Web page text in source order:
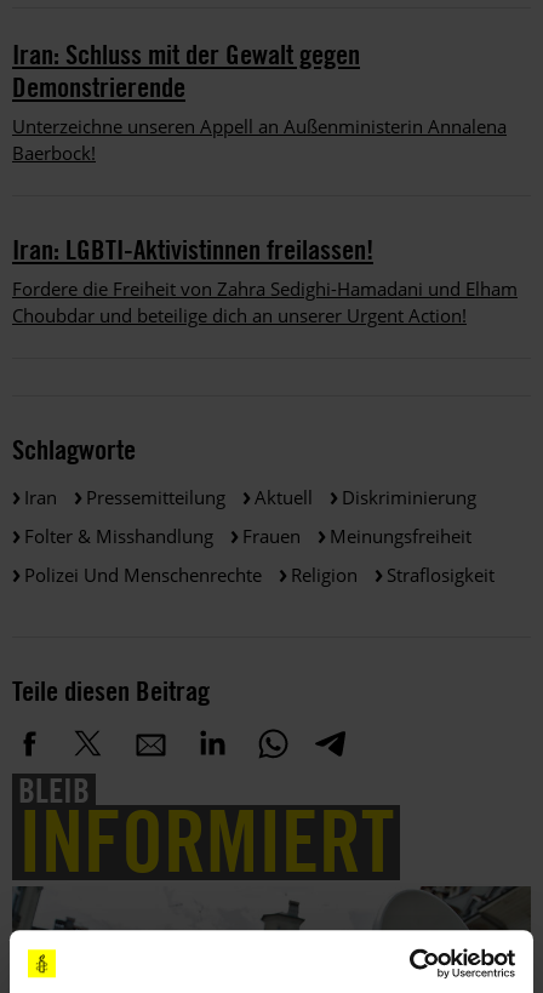
Iran: Schluss mit der Gewalt gegen
Demonstrierende
Unterzeichne unseren Appell an Außenministerin Annalena
Baerbock!
Iran: LGBTI-Aktivistinnen freilassen!
Fordere die Freiheit von Zahra Sedighi-Hamadani und Elham
Choubdar und beteilige dich an unserer Urgent Action!
Schlagworte
Iran Pressemitteilung Aktuell
Diskriminierung
Folter & Misshandlung
Frauen
Meinungsfreiheit
Polizei Und Menschenrechte
Religion Straflosigkeit
Teile diesen Beitrag
BLEIB
INFORMIERT